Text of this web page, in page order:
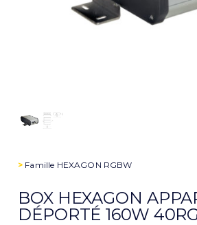
> Famille HEXAGON RGBW
BOX HEXAGON
DÉPORTÉ 160W